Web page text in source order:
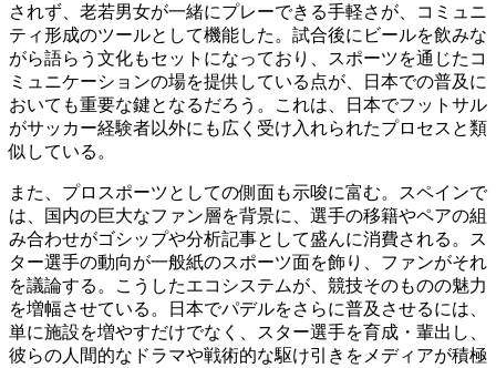
されず、老若男女が一緒にプレーできる手軽さが、コミュニ
ティ形成のツールとして機能した。試合後にビールを飲みな
がら語らう文化もセットになっており、スポーツを通じたコ
ミュニケーションの場を提供している点が、日本での普及に
おいても重要な鍵となるだろう。これは、日本でフットサル
がサッカー経験者以外にも広く受け入れられたプロセスと類
似している。
また、プロスポーツとしての側面も示唆に富む。スペインで
は、国内の巨大なファン層を背景に、選手の移籍やペアの組
み合わせがゴシップや分析記事として盛んに消費される。ス
ター選手の動向が一般紙のスポーツ面を飾り、ファンがそれ
を議論する。こうしたエコシステムが、競技そのものの魅力
を増幅させている。日本でパデルをさらに普及させるには、
単に施設を増やすだけでなく、スター選手を育成・輩出し、
彼らの人間的なドラマや戦術的な駆け引きをメディアが積極